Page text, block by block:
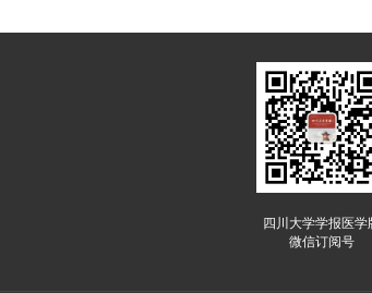
四川大学学报医学
微信订阅号